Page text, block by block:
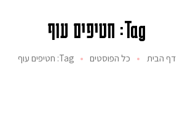
Tag: חטיפים עוף
דף הבית כל הפוסטים Tag: חטיפים עוף